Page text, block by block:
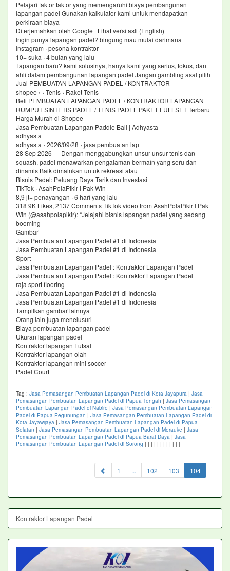
Pelajari faktor faktor yang memengaruhi biaya pembangunan
lapangan padel Gunakan kalkulator kami untuk mendapatkan
perkiraan biaya
Diterjemahkan oleh Google · Lihat versi asli (English)
Ingin punya lapangan padel? bingung mau mulai darimana
Instagram · pesona kontraktor
10+ suka · 4 bulan yang lalu
lapangan baru? kami solusinya, hanya kami yang serius, fokus, dan
ahli dalam pembangunan lapangan padel Jangan gambling asal pilih
Jual PEMBUATAN LAPANGAN PADEL / KONTRAKTOR
shopee › › Tenis › Raket Tenis
Beli PEMBUATAN LAPANGAN PADEL / KONTRAKTOR LAPANGAN
RUMPUT SINTETIS PADEL / TENIS PADEL PAKET FULLSET Terbaru
Harga Murah di Shopee
Jasa Pembuatan Lapangan Paddle Ball | Adhyasta
adhyasta
adhyasta › 2026/09/28 › jasa pembuatan lap
28 Sep 2026 — Dengan menggabungkan unsur unsur tenis dan
squash, padel menawarkan pengalaman bermain yang seru dan
dinamis Baik dimainkan untuk rekreasi atau
Bisnis Padel: Peluang Daya Tarik dan Investasi
TikTok · AsahPolaPikir l Pak Win
8,9 jt+ penayangan · 6 hari yang lalu
318 9K Likes, 2137 Comments TikTok video from AsahPolaPikir l Pak
Win (@asahpolapikir): “Jelajahi bisnis lapangan padel yang sedang
booming
Gambar
Jasa Pembuatan Lapangan Padel #1 di Indonesia
Jasa Pembuatan Lapangan Padel #1 di Indonesia
Sport
Jasa Pembuatan Lapangan Padel : Kontraktor Lapangan Padel
Jasa Pembuatan Lapangan Padel : Kontraktor Lapangan Padel
raja sport flooring
Jasa Pembuatan Lapangan Padel #1 di Indonesia
Jasa Pembuatan Lapangan Padel #1 di Indonesia
Tampilkan gambar lainnya
Orang lain juga menelusuri
Biaya pembuatan lapangan padel
Ukuran lapangan padel
Kontraktor lapangan Futsal
Kontraktor lapangan olah
Kontraktor lapangan mini soccer
Padel Court
Tag : Jasa Pemasangan Pembuatan Lapangan Padel di Kota Jayapura | Jasa
Pemasangan Pembuatan Lapangan Padel di Papua Tengah | Jasa Pemasangan
Pembuatan Lapangan Padel di Nabire | Jasa Pemasangan Pembuatan Lapangan
Padel di Papua Pegunungan | Jasa Pemasangan Pembuatan Lapangan Padel di
Kota Jayawijaya | Jasa Pemasangan Pembuatan Lapangan Padel di Papua
Selatan | Jasa Pemasangan Pembuatan Lapangan Padel di Merauke | Jasa
Pemasangan Pembuatan Lapangan Padel di Papua Barat Daya | Jasa
Pemasangan Pembuatan Lapangan Padel di Sorong | | | | | | | | | | | |
1 ... 102 103 104(current)
Kontraktor Lapangan Padel